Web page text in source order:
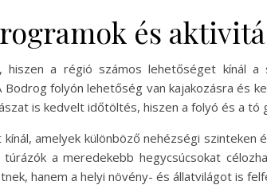
és
hiszen a régió számos lehetőséget kínál
folyón lehetőség van kajakozásra és
is kedvelt időtöltés, hiszen a folyó és a tó
amelyek különböző nehézségi szinteken
a meredekebb hegycsúcsokat
hanem a helyi növény- és állatvilágot is